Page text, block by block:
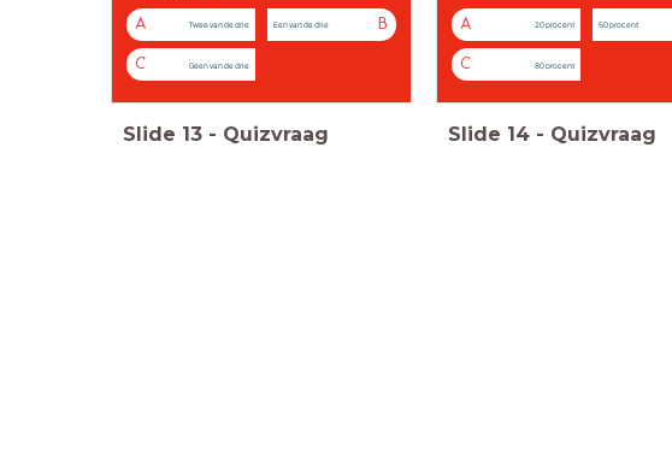
A Twee van de drie B
Een van de drie
C Geen van de drie
Slide 13 - Quizvraag
A 20 procent 50 procent
C 80 procent
Slide 14 - Quizvraag